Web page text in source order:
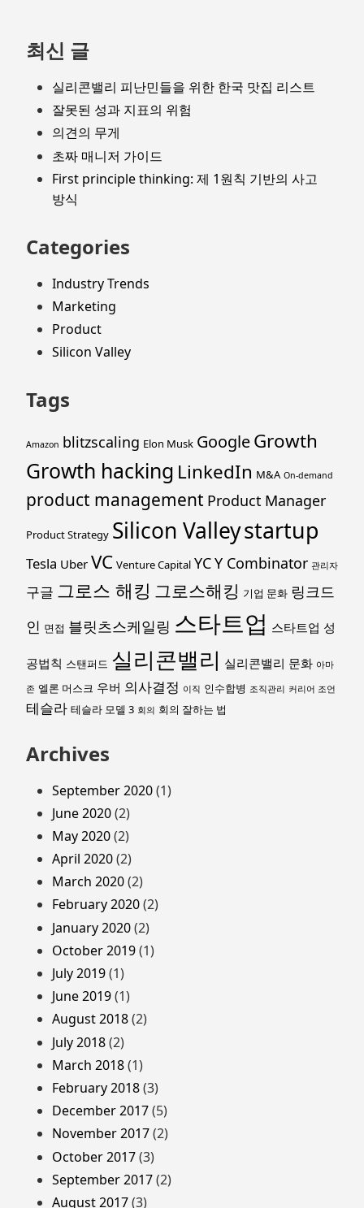
최신 글
실리콘밸리 피난민들을 위한 한국 맛집 리스트
잘못된 성과 지표의 위험
의견의 무게
초짜 매니저 가이드
First principle thinking: 제 1원칙 기반의 사고
방식
Categories
Industry Trends
Marketing
Product
Silicon Valley
Tags
Amazon blitzscaling Elon Musk GoogleGrowth
Growth hacking LinkedIn M&A On-demand
product management Product Manager
Product Strategy Silicon Valleystartup
Tesla Uber VC Venture Capital YCY Combinator 관리자
구글 그로스 해킹 그로스해킹 기업 문화 링크드
인 면접 블릿츠스케일링 스타트업 스타트업 성
공법칙 스탠퍼드 실리콘밸리 실리콘밸리 문화 아마
존 엘론 머스크 우버 의사결정 이직 인수합병 조직관리 커리어 조언
테슬라 테슬라 모델 3 회의 회의 잘하는 법
Archives
September 2020(1)
June 2020(2)
May 2020(2)
April 2020(2)
March 2020(2)
February 2020(2)
January 2020(2)
October 2019(1)
July 2019(1)
June 2019(1)
August 2018(2)
July 2018(2)
March 2018(1)
February 2018(3)
December 2017(5)
November 2017(2)
October 2017(3)
September 2017(2)
August 2017(3)